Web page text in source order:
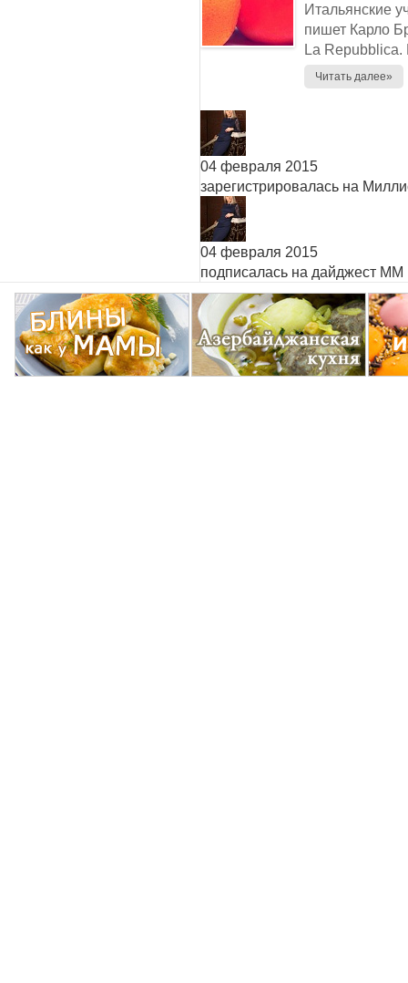
Итальянские
пишет Карло
La Repubblica.
Читать далее»
04 февраля 2015
зарегистрировалась на
04 февраля 2015
подписалась на дайджест ММ